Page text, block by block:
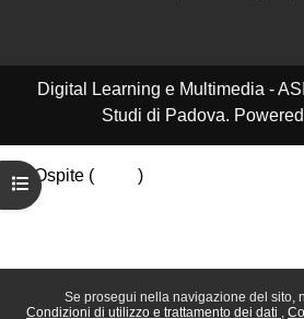
Se prosegui nella navigazione del sito,
Condizioni di utilizzo e trattamento dei dati
Apri indice del corso
Digital Learning e Multimedia -
Studi di Padova.
Ospite (
)
Riepilogo della conservazione dei